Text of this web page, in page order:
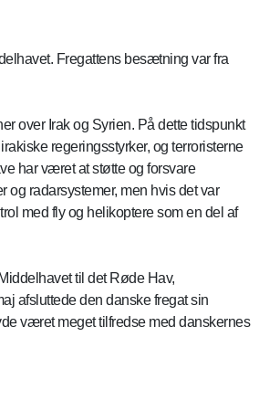
Fregattens besætning var fra
over Irak og Syrien. På dette tidspunkt
regeringsstyrker, og terroristerne
har været at støtte og forsvare
radarsystemer, men hvis det var
med fly og helikoptere som en del af
til det Røde Hav,
afsluttede den danske fregat sin
været meget tilfredse med danskernes